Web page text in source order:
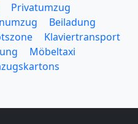
Privatumzug
Beiladung
Klaviertransport
Möbeltaxi